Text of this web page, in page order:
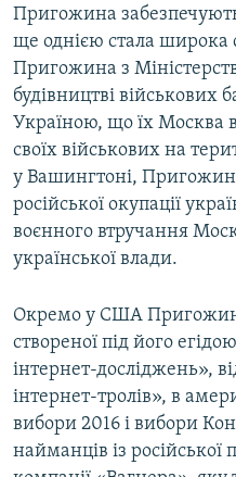
Пригожина
ще однією стала широка
Пригожина з
будівництві військових
Україною, що їх Москва
своїх військових на
у Вашингтоні, Пригожин
російської окупації
воєнного втручання
української влади.
Окремо у США
створеної під його
інтернет-досліджень»,
інтернет-тролів», в
вибори 2016 і вибори
найманців із російської